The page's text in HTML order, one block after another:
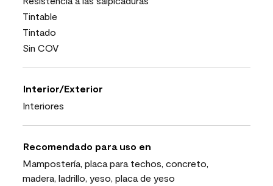
Tintable
Tintado
Sin COV
Interior/Exterior
Interiores
Recomendado para uso en
Mampostería, placa para techos, concreto,
madera, ladrillo, yeso, placa de yeso